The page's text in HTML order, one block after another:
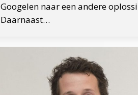
Googelen naar een andere
Daarnaast…